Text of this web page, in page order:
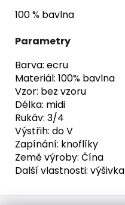
100 % bavlna
Parametry
Barva: ecru
Materiál: 100% bavlna
Vzor: bez vzoru
Délka: midi
Rukáv: 3/4
Výstřih: do V
Zapínání: knoflíky
Země výroby: Čína
Další vlastnosti: výšivka